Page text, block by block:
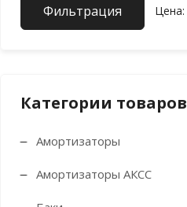
Фильтрация Цена:
Категории товаров
Амортизаторы
Амортизаторы АКСС